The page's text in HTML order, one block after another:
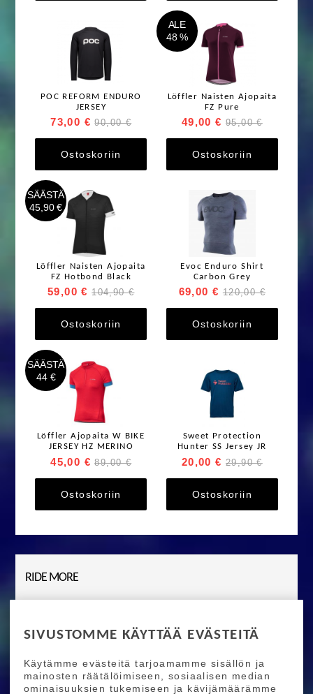
SIVUSTOMME KÄYTTÄÄ EVÄSTEITÄ
Käytämme evästeitä tarjoamamme sisällön ja
mainosten räätälöimiseen, sosiaalisen median
ominaisuuksien tukemiseen ja kävijämäärämme
POC REFORM ENDURO
JERSEY
73,00 € 90,00 €
Ostoskoriin
ALE
48 %
Löffler Naisten Ajopaita
FZ Pure
49,00 € 95,00 €
Ostoskoriin
SÄÄSTÄ
45,90 €
Löffler Naisten Ajopaita
FZ Hotbond Black
59,00 € 104,90 €
Ostoskoriin
Evoc Enduro Shirt
Carbon Grey
69,00 € 120,00 €
Ostoskoriin
SÄÄSTÄ
44 €
Löffler Ajopaita W BIKE
JERSEY HZ MERINO
45,00 € 89,00 €
Ostoskoriin
Sweet Protection
Hunter SS Jersey JR
20,00 € 29,90 €
Ostoskoriin
RIDE MORE
Ride More – Pyöräkauppa ja pyörähuolto
Helsingissä
TILAA UUTISKIRJEEMME